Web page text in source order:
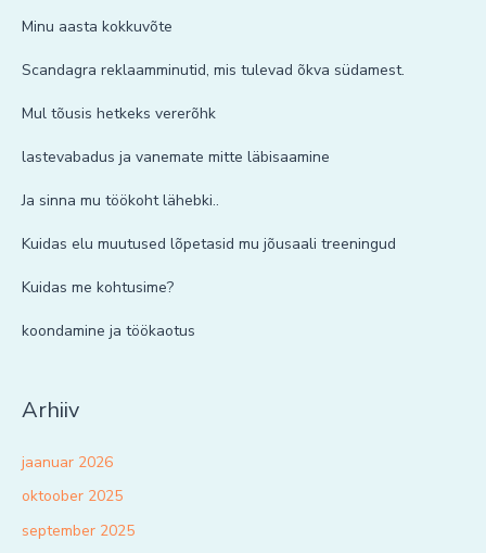
Minu aasta kokkuvõte
Scandagra reklaamminutid, mis tulevad õkva südamest.
Mul tõusis hetkeks vererõhk
lastevabadus ja vanemate mitte läbisaamine
Ja sinna mu töökoht lähebki..
Kuidas elu muutused lõpetasid mu jõusaali treeningud
Kuidas me kohtusime?
koondamine ja töökaotus
Arhiiv
jaanuar 2026
oktoober 2025
september 2025